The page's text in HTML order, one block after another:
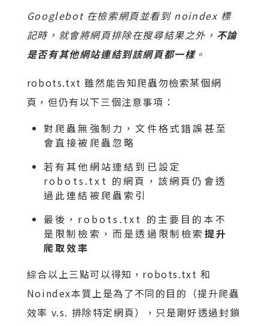
Googlebot 在檢索網頁並看到 noindex 標
記時，就會將網頁排除在搜尋結果之外， 不論
是否有其他網站連結到該網頁都一樣。
robots.txt 雖然能告知爬蟲勿檢索某個網
頁，但仍有以下三個注意事項：
對爬蟲無強制力，文件格式錯誤甚至
會直接被爬蟲忽略
若有其他網站連結到已設定
robots.txt 的網頁，該網頁仍會透
過此連結被爬蟲索引
最後，robots.txt 的主要目的本不
是限制檢索，而是透過限制檢索 提升
爬取效率
綜合以上三點可以得知，robots.txt 和
Noindex本質上是為了不同的目的（提升爬蟲
效率 v.s. 排除特定網頁），只是剛好透過封鎖